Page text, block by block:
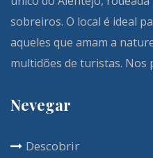
sobreiros. O local é ideal
aqueles que amam a
multidões de turistas. Nos
quartos totalmente
pequeno almoço está
Nevegar
Descobrir